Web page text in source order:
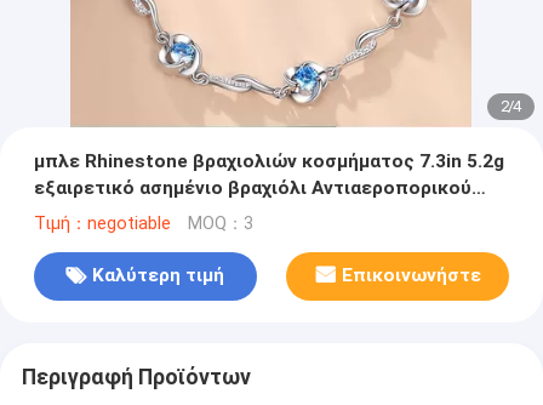
2/4
μπλε Rhinestone βραχιολιών κοσμήματος 7.3in 5.2g
εξαιρετικό ασημένιο βραχιόλι Αντιαεροπορικού
Πυροβολικού CZ
Τιμή：negotiable MOQ：3
Καλύτερη τιμή Επικοινωνήστε
Περιγραφή Προϊόντων